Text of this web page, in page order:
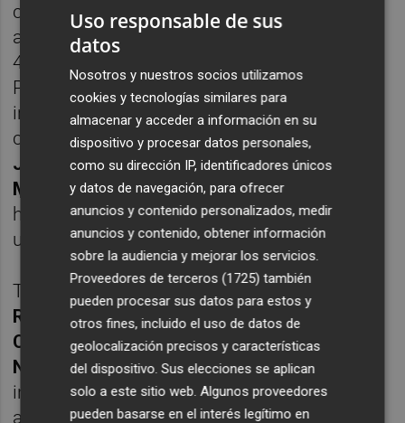
cascos que serán muy codiciados por los
aficionados, y que podrían subir hasta los
4.500 euros en el caso del piloto de rallyes.
Pilotos de circuitos de primer nivel
internacional, en activo algunos de ellos,
como Álex Palou, Pepe Martí, Dani
Juncadella, Andy Soucek, Antonio García,
Marta García, Roberto MerhioMarc Gené
han aportado diversas piezas que han
utilizado en competición.
También los pilotos de rallyes como
Roma, Cristina Gutiérrez, Dani Sordo, Luis
Climento el copilotoLuis Moyay la piloto
Nerea Martí, se han querido sumar a la
iniciativa aportando su mejor granito de
arena a la subasta solidaria en forma de
Uso responsable de sus
datos
Nosotros y nuestros socios utilizamos
cookies y tecnologías similares para
almacenar y acceder a información en su
dispositivo y procesar datos personales,
como su dirección IP, identificadores únicos
y datos de navegación, para ofrecer
anuncios y contenido personalizados, medir
anuncios y contenido, obtener información
sobre la audiencia y mejorar los servicios.
Proveedores de terceros (1725) también
pueden procesar sus datos para estos y
otros fines, incluido el uso de datos de
geolocalización precisos y características
del dispositivo. Sus elecciones se aplican
solo a este sitio web. Algunos proveedores
pueden basarse en el interés legítimo en